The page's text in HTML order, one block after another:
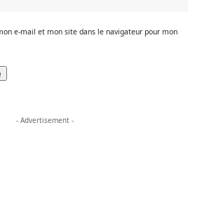
e-mail et mon site dans le navigateur pour mon
- Advertisement -